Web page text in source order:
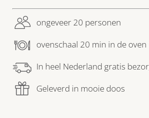
ongeveer 20 personen
ovenschaal 20 min in de
In heel Nederland gratis
Geleverd in mooie doos